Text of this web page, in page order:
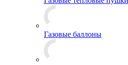
Газовые баллоны